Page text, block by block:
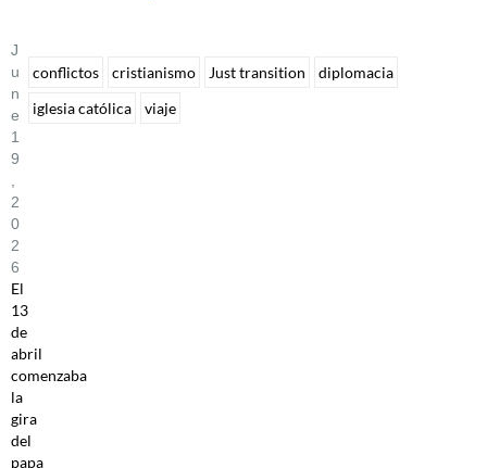
J
U
N
E
1
9
2
0
2
6
El
13
de
abril
comenzaba
la
gira
del
papa
conflictos cristianismo Just transition
diplomacia
iglesia católica
viaje